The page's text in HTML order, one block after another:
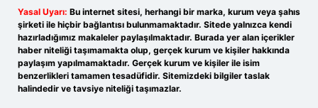
Yasal Uyarı: Bu internet sitesi, herhangi bir marka, kurum veya şahıs
şirketi ile hiçbir bağlantısı bulunmamaktadır. Sitede yalnızca kendi
hazırladığımız makaleler paylaşılmaktadır. Burada yer alan içerikler
haber niteliği taşımamakta olup, gerçek kurum ve kişiler hakkında
paylaşım yapılmamaktadır. Gerçek kurum ve kişiler ile isim
benzerlikleri tamamen tesadüfidir. Sitemizdeki bilgiler taslak
halindedir ve tavsiye niteliği taşımazlar.